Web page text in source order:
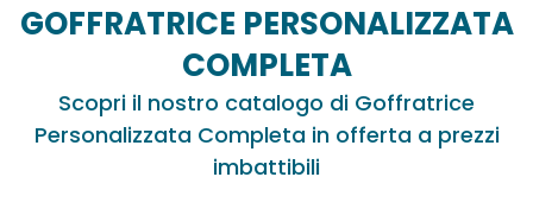
GOFFRATRICE PERSONALIZZATA
COMPLETA
Scopri il nostro catalogo di Goffratrice
Personalizzata Completa in offerta a prezzi
imbattibili